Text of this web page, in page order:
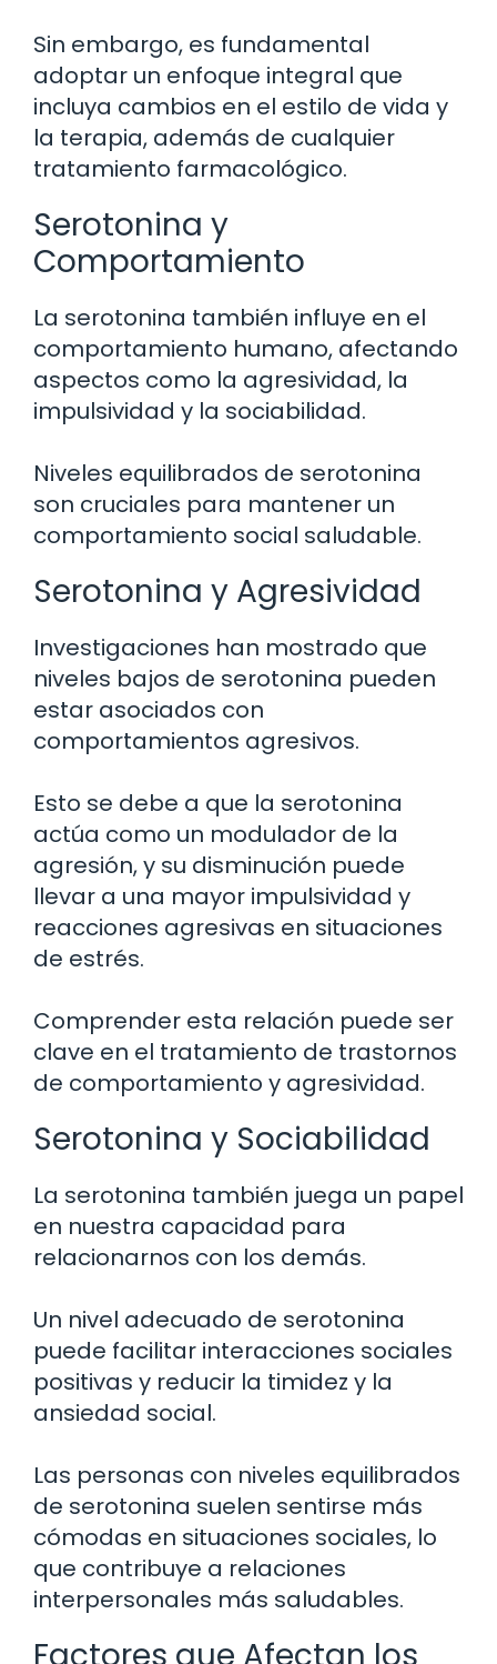
Sin embargo, es fundamental
adoptar un enfoque integral que
incluya cambios en el estilo de vida y
la terapia, además de cualquier
tratamiento farmacológico.
Serotonina y
Comportamiento
La serotonina también influye en el
comportamiento humano, afectando
aspectos como la agresividad, la
impulsividad y la sociabilidad.
Niveles equilibrados de serotonina
son cruciales para mantener un
comportamiento social saludable.
Serotonina y Agresividad
Investigaciones han mostrado que
niveles bajos de serotonina pueden
estar asociados con
comportamientos agresivos.
Esto se debe a que la serotonina
actúa como un modulador de la
agresión, y su disminución puede
llevar a una mayor impulsividad y
reacciones agresivas en situaciones
de estrés.
Comprender esta relación puede ser
clave en el tratamiento de trastornos
de comportamiento y agresividad.
Serotonina y Sociabilidad
La serotonina también juega un papel
en nuestra capacidad para
relacionarnos con los demás.
Un nivel adecuado de serotonina
puede facilitar interacciones sociales
positivas y reducir la timidez y la
ansiedad social.
Las personas con niveles equilibrados
de serotonina suelen sentirse más
cómodas en situaciones sociales, lo
que contribuye a relaciones
interpersonales más saludables.